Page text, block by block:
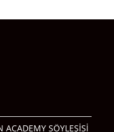
SÖYLEŞİSİ